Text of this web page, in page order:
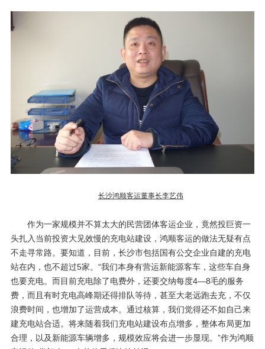
长沙鸿顺客运董事长李艺伟
作为一家规模并不算太大的民营团体客运企业，竟然投巨资一
头扎入当前投资大见效慢的充电站建设，鸿顺客运的做法无疑有点
不走寻常路。要知道，目前，长沙市包括国有公交企业自建的充电
站在内，也不超过5家。“我们本身有营运新能源客车，这些车自身
也要充电。而目前充电除了电费外，还要交纳每度4—8毛的服务
费，而且有时充电高峰期还得排队等待，甚至大老远跑去充，不仅
浪费时间，也增加了运营成本。通过核算，我们觉得还不如自己来
建充电站合适。将来随着我们充电站建设布点增多，整体布局更加
合理，以及新能源车辆增多，规模效应将会进一步显现。”作为鸿顺